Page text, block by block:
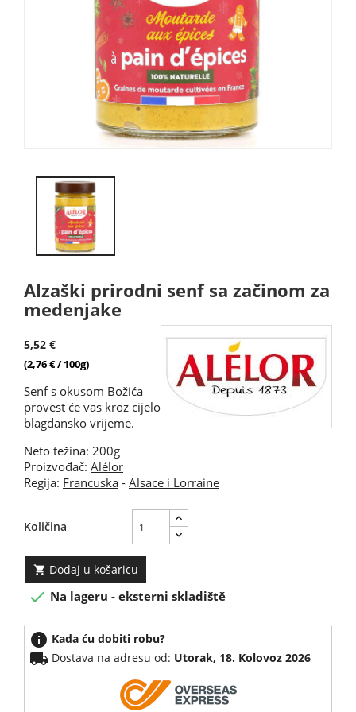
Alzaški prirodni senf sa začinom za
medenjake
5,52 €
(2,76 € / 100g)
Senf s okusom Božića
provest će vas kroz cijelo
blagdansko vrijeme.
Neto težina: 200g
Proizvođač: Alélor
Regija: Francuska - Alsace i Lorraine
Količina
 Dodaj u košaricu
 Na lageru - eksterni skladiště
info Kada ću dobiti robu?
local_shipping Dostava na adresu od: Utorak, 18. Kolovoz 2026